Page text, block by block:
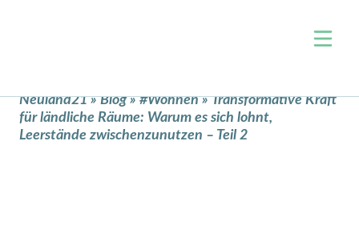
Über uns
Team
Themen
Neuland21 » Blog » #Wohnen » Transformative Kraft
für ländliche Räume: Warum es sich lohnt,
Leerstände zwischenzunutzen – Teil 2